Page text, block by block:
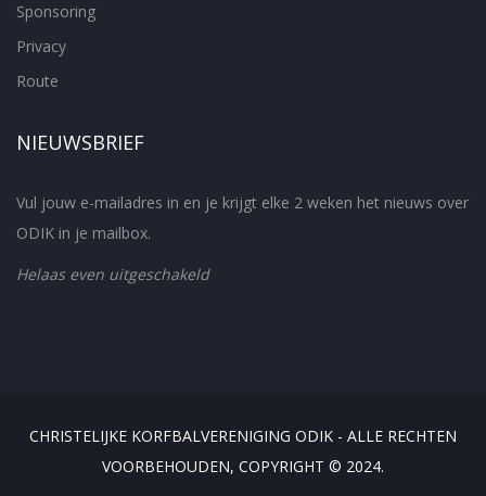
Sponsoring
Privacy
Route
NIEUWSBRIEF
Vul jouw e-mailadres in en je krijgt elke 2 weken het nieuws over
ODIK in je mailbox.
Helaas even uitgeschakeld
CHRISTELIJKE KORFBALVERENIGING ODIK - ALLE RECHTEN
VOORBEHOUDEN, COPYRIGHT © 2024.